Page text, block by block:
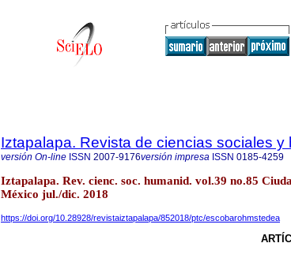
Iztapalapa. Revista de ciencias sociales y
versión On-line ISSN 2007-9176versión impresa ISSN 0185-4259
Iztapalapa. Rev. cienc. soc. humanid. vol.39 no.85
México jul./dic. 2018
https://doi.org/10.28928/revistaiztapalapa/852018/ptc/escobarohmstedea